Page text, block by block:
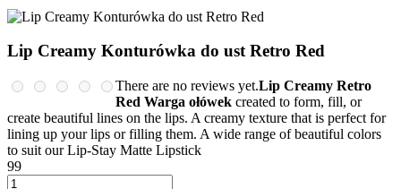
Lip Creamy Konturówka do ust Retro Red
There are no reviews yet.Lip Creamy Retro
Red Warga ołówek created to form, fill, or
create beautiful lines on the lips. A creamy texture that is perfect for
lining up your lips or filling them. A wide range of beautiful colors
to suit our Lip-Stay Matte Lipstick
99